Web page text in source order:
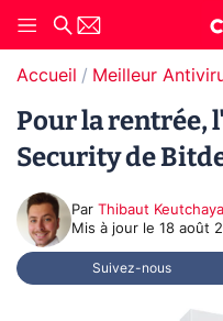
Accueil Meilleur
Pour la rentrée,
Security de
Par Thibaut
Mis à jour le 18 août
Suivez-nous